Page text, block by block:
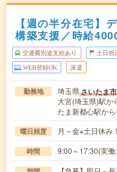
【週の半分在宅】
構築支援／時給
交通費別途支給あり 土日祝
WEB登録OK 派遣
勤務地 埼玉県さいたま
大宮(埼玉県)駅か
たま新都心駅か
曜日頻度 月～金※土日休み！
時間 9:00～17:30(実